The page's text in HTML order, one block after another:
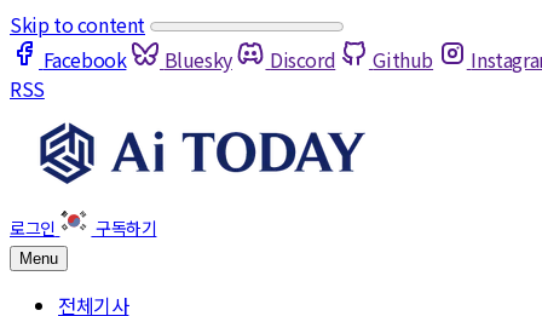
Skip to content
Facebook
Bluesky Discord Github
RSS
Menu
전체기사